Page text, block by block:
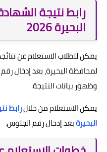
رابط نتيجة
البحيرة 2026
يمكن للطلاب الاستعلام عن
لمحافظة البحيرة، بعد إدخال
وظهور بيانات النتيجة.
يمكن الاستعلام من خلالرابط
البحيرةبعد إدخال رقم الجلوس.